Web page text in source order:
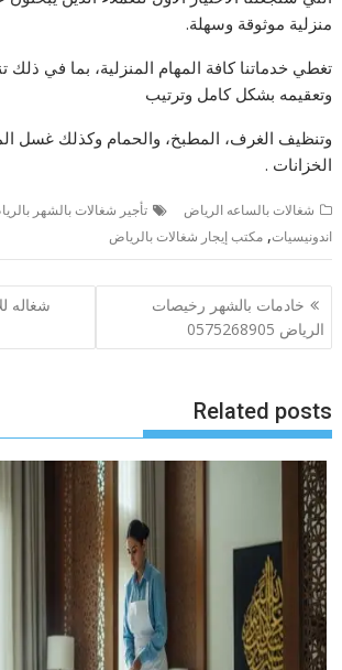
منزلية موثوقة وسهلة.
تغطي خدماتنا كافة المهام المنزلية، بما في ذلك
وتعقيمه بشكل كامل وترتيب
وتنظيف الغرف، المطبخ، والحمام وكذلك غسل
الخزانات .
شغالات بالساعه الرياض تأجير شغالات بالشهر
اندونيسيات,مكتب إيجار شغالات بالرياض
تصفّح
المقالات
خادمات بالشهر رخيصات
الرياض 0575268905
شغاله
Related posts